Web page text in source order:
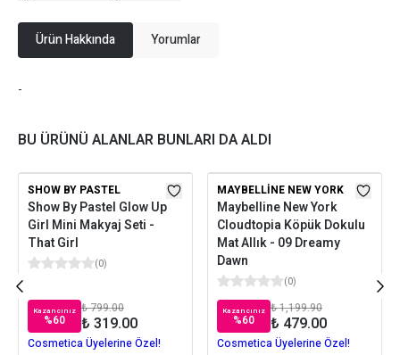
Ürün Hakkında Yorumlar
-
BU ÜRÜNÜ ALANLAR BUNLARI DA ALDI
SHOW BY PASTEL
Show By Pastel Glow Up
Girl Mini Makyaj Seti -
That Girl
(0)
Kazancınız
%60
₺ 799.00
₺ 319.00
Cosmetica Üyelerine Özel!
MAYBELLINE NEW YORK
Maybelline New York
Cloudtopia Köpük Dokulu
Mat Allık - 09 Dreamy
Dawn
(0)
Kazancınız
%60
₺ 1,199.90
₺ 479.00
Cosmetica Üyelerine Özel!